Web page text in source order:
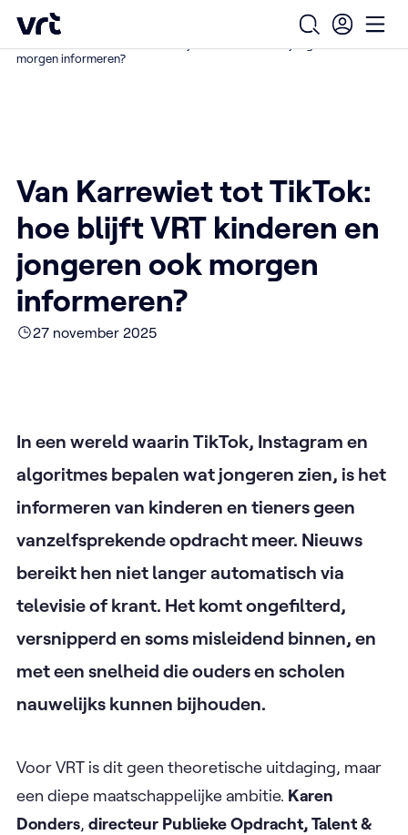
Ga naar de hoofdinhoud
VRT (home)
Open
Home /
morgen informeren?
Van Karrewiet tot TikTok:
hoe blijft VRT kinderen en
jongeren ook morgen
informeren?
27 november 2025
In een wereld waarin TikTok, Instagram en
algoritmes bepalen wat jongeren zien, is het
informeren van kinderen en tieners geen
vanzelfsprekende opdracht meer. Nieuws
bereikt hen niet langer automatisch via
televisie of krant. Het komt ongefilterd,
versnipperd en soms misleidend binnen, en
met een snelheid die ouders en scholen
nauwelijks kunnen bijhouden.
Voor VRT is dit geen theoretische uitdaging, maar
een diepe maatschappelijke ambitie. Karen
Donders, directeur Publieke Opdracht, Talent &